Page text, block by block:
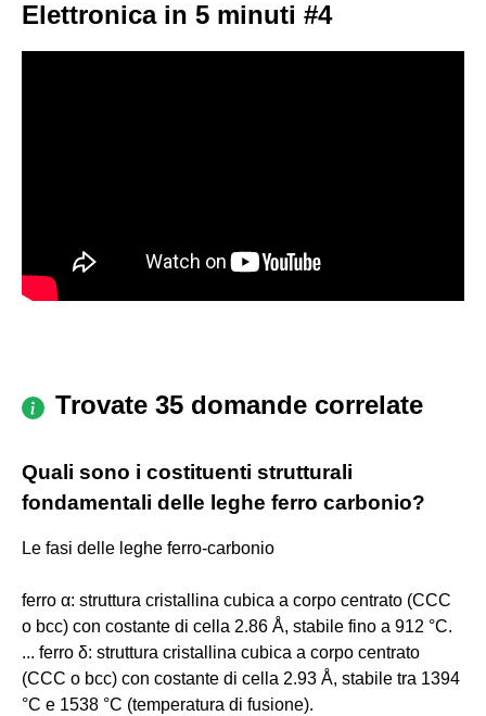
Elettronica in 5 minuti #4
Trovate 35 domande correlate
Quali sono i costituenti strutturali
fondamentali delle leghe ferro carbonio?
Le fasi delle leghe ferro-carbonio
ferro α: struttura cristallina cubica a corpo centrato (CCC
o bcc) con costante di cella 2.86 Å, stabile fino a 912 °C.
... ferro δ: struttura cristallina cubica a corpo centrato
(CCC o bcc) con costante di cella 2.93 Å, stabile tra 1394
°C e 1538 °C (temperatura di fusione).